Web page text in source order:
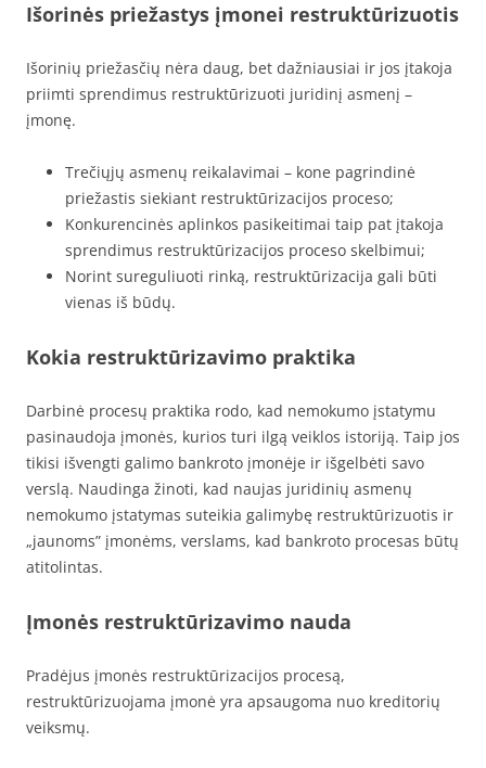
Išorinės priežastys įmonei restruktūrizuotis
Išorinių priežasčių nėra daug, bet dažniausiai ir jos įtakoja
priimti sprendimus restruktūrizuoti juridinį asmenį –
įmonę.
Trečiųjų asmenų reikalavimai – kone pagrindinė
priežastis siekiant restruktūrizacijos proceso;
Konkurencinės aplinkos pasikeitimai taip pat įtakoja
sprendimus restruktūrizacijos proceso skelbimui;
Norint sureguliuoti rinką, restruktūrizacija gali būti
vienas iš būdų.
Kokia restruktūrizavimo praktika
Darbinė procesų praktika rodo, kad nemokumo įstatymu
pasinaudoja įmonės, kurios turi ilgą veiklos istoriją. Taip jos
tikisi išvengti galimo bankroto įmonėje ir išgelbėti savo
verslą. Naudinga žinoti, kad naujas juridinių asmenų
nemokumo įstatymas suteikia galimybę restruktūrizuotis ir
„jaunoms” įmonėms, verslams, kad bankroto procesas būtų
atitolintas.
Įmonės restruktūrizavimo nauda
Pradėjus įmonės restruktūrizacijos procesą,
restruktūrizuojama įmonė yra apsaugoma nuo kreditorių
veiksmų.